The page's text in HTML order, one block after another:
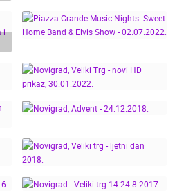
VATROMET - NOVIGRAD
28.08.2022.
NIGHTS: SWEET HOME
BAND & ELVIS SHOW -
30.01.2022.
NOVIGRAD, ADVENT -